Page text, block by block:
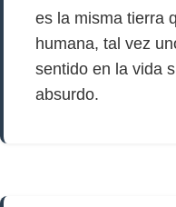
es la misma tierra
humana, tal vez
sentido en la vida
absurdo.